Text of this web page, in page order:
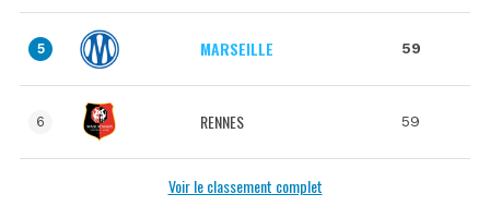
5 MARSEILLE 59
6 RENNES 59
Voir le classement complet